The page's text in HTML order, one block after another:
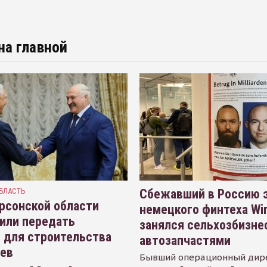
главной
области
передать
для строительства
Сбежавший в Россию
немецкого финтеха
занялся
автозапчастями
Бывший операционный